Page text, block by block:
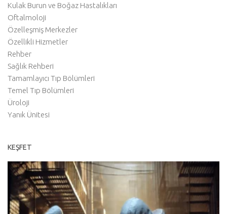
Kulak Burun ve Boğaz Hastalıkları
Oftalmoloji
Özelleşmiş Merkezler
Özellikli Hizmetler
Rehber
Sağlık Rehberi
Tamamlayıcı Tıp Bölümleri
Temel Tıp Bölümleri
Üroloji
Yanık Ünitesi
KEŞFET